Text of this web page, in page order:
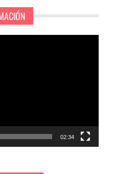
02:34